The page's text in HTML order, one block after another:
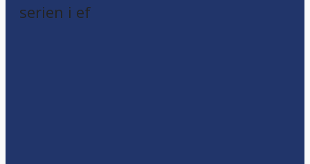
serien i ef